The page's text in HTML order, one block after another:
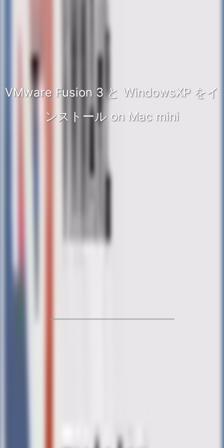
VMware Fusion 3 と WindowsXP をイ
ンストール on Mac mini